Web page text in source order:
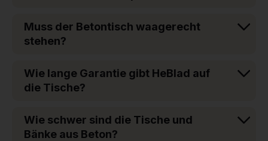
Muss der Betontisch waagerecht
stehen?
Wie lange Garantie gibt HeBlad auf
die Tische?
Wie schwer sind die Tische und
Bänke aus Beton?